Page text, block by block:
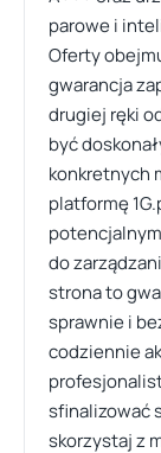
parowe i
Oferty
gwarancja
drugiej ręki
być
konkretnych
platformę
do
strona to
sprawnie i
codziennie
sfinalizować
skorzystaj z